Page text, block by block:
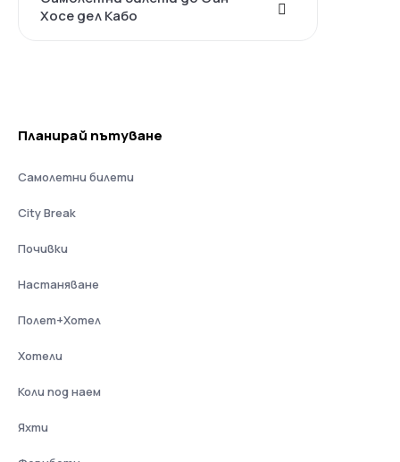
Хосе дел Кабо
Планирай пътуване
Самолетни билети
City Break
Почивки
Настаняване
Полет+Хотел
Хотели
Коли под наем
Яхти